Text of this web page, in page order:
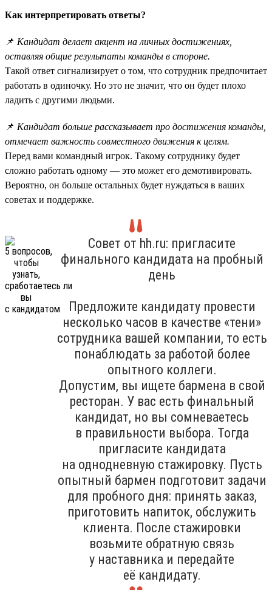
Как интерпретировать ответы?
📌 Кандидат делает акцент на личных достижениях,
оставляя общие результаты команды в стороне.
Такой ответ сигнализирует о том, что сотрудник предпочитает
работать в одиночку. Но это не значит, что он будет плохо
ладить с другими людьми.
📌 Кандидат больше рассказывает про достижения команды,
отмечает важность совместного движения к целям.
Перед вами командный игрок. Такому сотруднику будет
сложно работать одному — это может его демотивировать.
Вероятно, он больше остальных будет нуждаться в ваших
советах и поддержке.
Совет от hh.ru: пригласите
финального кандидата на пробный
день
Предложите кандидату провести
несколько часов в качестве «тени»
сотрудника вашей компании, то есть
понаблюдать за работой более
опытного коллеги.
Допустим, вы ищете бармена в свой
ресторан. У вас есть финальный
кандидат, но вы сомневаетесь
в правильности выбора. Тогда
пригласите кандидата
на однодневную стажировку. Пусть
опытный бармен подготовит задачи
для пробного дня: принять заказ,
приготовить напиток, обслужить
клиента. После стажировки
возьмите обратную связь
у наставника и передайте
её кандидату.